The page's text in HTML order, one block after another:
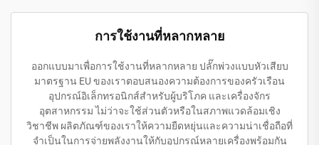
การใช้งานที่หลากหลาย
ออกแบบมาเพื่อการใช้งานที่หลากหลาย ปลั๊กพ่วงแบบหัวเสียบ
มาตรฐาน EU ของเราตอบสนองความต้องการของครัวเรือน
อุปกรณ์อิเล็กทรอนิกส์สำหรับผู้บริโภค และเครื่องจักร
อุตสาหกรรม ไม่ว่าจะใช้ส่วนตัวหรือในสภาพแวดล้อมเชิง
วิชาชีพ ผลิตภัณฑ์ของเราให้ความยืดหยุ่นและความน่าเชื่อถือที่
จำเป็นในการจ่ายพลังงานให้กับอุปกรณ์หลายเครื่องพร้อมกัน